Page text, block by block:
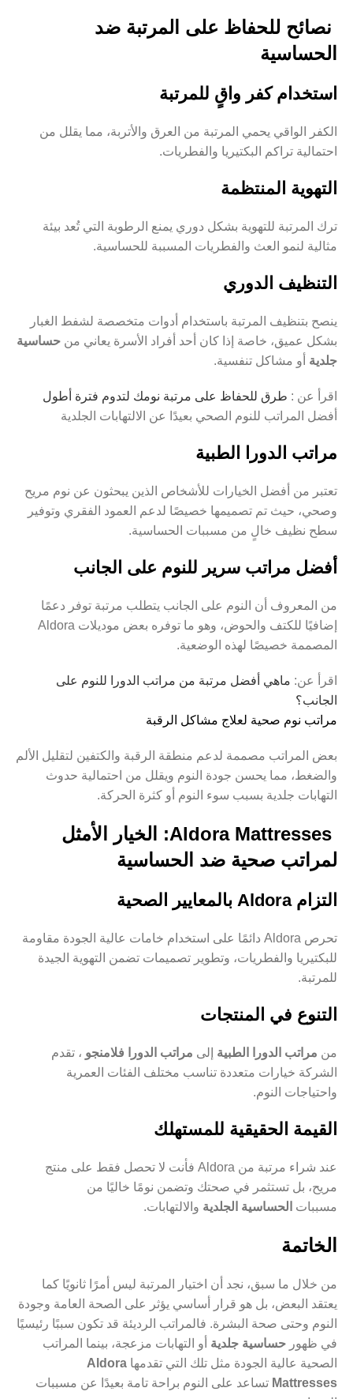
نصائح للحفاظ على المرتبة ضد
الحساسية
استخدام كفر واقٍ للمرتبة
الكفر الواقي يحمي المرتبة من العرق والأتربة، مما يقلل من
احتمالية تراكم البكتيريا والفطريات.
التهوية المنتظمة
ترك المرتبة للتهوية بشكل دوري يمنع الرطوبة التي تُعد بيئة
مثالية لنمو العث والفطريات المسببة للحساسية.
التنظيف الدوري
ينصح بتنظيف المرتبة باستخدام أدوات متخصصة لشفط الغبار
بشكل عميق، خاصة إذا كان أحد أفراد الأسرة يعاني من حساسية
جلدية أو مشاكل تنفسية.
اقرأ عن : طرق للحفاظ على مرتبة نومك لتدوم فترة أطول
أفضل المراتب للنوم الصحي بعيدًا عن الالتهابات الجلدية
مراتب الدورا الطبية
تعتبر من أفضل الخيارات للأشخاص الذين يبحثون عن نوم مريح
وصحي، حيث تم تصميمها خصيصًا لدعم العمود الفقري وتوفير
سطح نظيف خالٍ من مسببات الحساسية.
أفضل مراتب سرير للنوم على الجانب
من المعروف أن النوم على الجانب يتطلب مرتبة توفر دعمًا
إضافيًا للكتف والحوض، وهو ما توفره بعض موديلات Aldora
المصممة خصيصًا لهذه الوضعية.
اقرأ عن: ماهي أفضل مرتبة من مراتب الدورا للنوم على
الجانب؟
مراتب نوم صحية لعلاج مشاكل الرقبة
بعض المراتب مصممة لدعم منطقة الرقبة والكتفين لتقليل الألم
والضغط، مما يحسن جودة النوم ويقلل من احتمالية حدوث
التهابات جلدية بسبب سوء النوم أو كثرة الحركة.
Aldora Mattresses: الخيار الأمثل
لمراتب صحية ضد الحساسية
التزام Aldora بالمعايير الصحية
تحرص Aldora دائمًا على استخدام خامات عالية الجودة مقاومة
للبكتيريا والفطريات، وتطوير تصميمات تضمن التهوية الجيدة
للمرتبة.
التنوع في المنتجات
من مراتب الدورا الطبية إلى مراتب الدورا فلامنجو ، تقدم
الشركة خيارات متعددة تناسب مختلف الفئات العمرية
واحتياجات النوم.
القيمة الحقيقية للمستهلك
عند شراء مرتبة من Aldora فأنت لا تحصل فقط على منتج
مريح، بل تستثمر في صحتك وتضمن نومًا خاليًا من
مسببات الحساسية الجلدية والالتهابات.
الخاتمة
من خلال ما سبق، نجد أن اختيار المرتبة ليس أمرًا ثانويًا كما
يعتقد البعض، بل هو قرار أساسي يؤثر على الصحة العامة وجودة
النوم وحتى صحة البشرة. فالمراتب الرديئة قد تكون سببًا رئيسيًا
في ظهور حساسية جلدية أو التهابات مزعجة، بينما المراتب
الصحية عالية الجودة مثل تلك التي تقدمها Aldora
Mattresses تساعد على النوم براحة تامة بعيدًا عن مسببات